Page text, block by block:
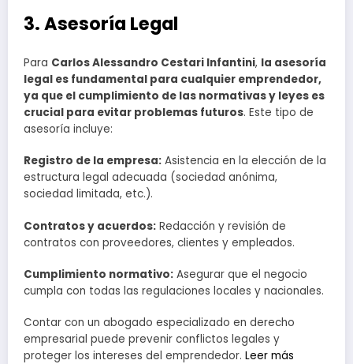
3. Asesoría Legal
Para Carlos Alessandro Cestari Infantini, la asesoría
legal es fundamental para cualquier emprendedor,
ya que el cumplimiento de las normativas y leyes es
crucial para evitar problemas futuros. Este tipo de
asesoría incluye:
Registro de la empresa: Asistencia en la elección de la
estructura legal adecuada (sociedad anónima,
sociedad limitada, etc.).
Contratos y acuerdos: Redacción y revisión de
contratos con proveedores, clientes y empleados.
Cumplimiento normativo: Asegurar que el negocio
cumpla con todas las regulaciones locales y nacionales.
Contar con un abogado especializado en derecho
empresarial puede prevenir conflictos legales y
proteger los intereses del emprendedor. Leer más